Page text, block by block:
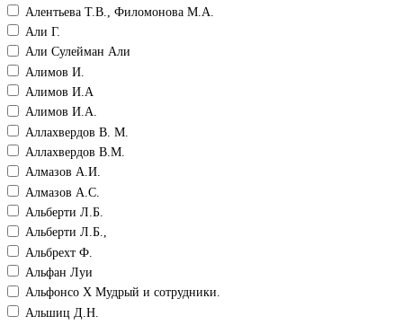
Алентьева Т.В., Филомонова М.А.
Али Г.
Али Сулейман Али
Алимов И.
Алимов И.А
Алимов И.А.
Аллахвердов В. М.
Аллахвердов В.М.
Алмазов А.И.
Алмазов А.С.
Альберти Л.Б.
Альберти Л.Б.,
Альбрехт Ф.
Альфан Луи
Альфонсо Х Мудрый и сотрудники.
Альшиц Д.Н.